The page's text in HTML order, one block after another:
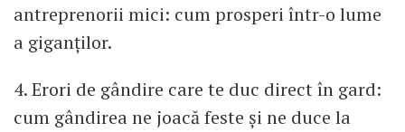
antreprenorii mici: cum prosperi într-o lume
a giganților.
4. Erori de gândire care te duc direct în gard:
cum gândirea ne joacă feste și ne duce la